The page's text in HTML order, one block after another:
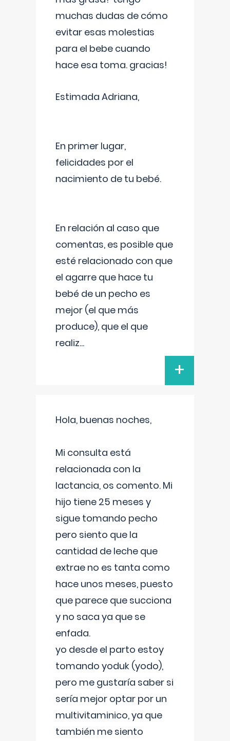
muchas dudas de cómo
evitar esas molestias
para el bebe cuando
hace esa toma. gracias!
Estimada Adriana,
En primer lugar,
felicidades por el
nacimiento de tu bebé.
En relación al caso que
comentas, es posible que
esté relacionado con que
el agarre que hace tu
bebé de un pecho es
mejor (el que más
produce), que el que
realiz...
+
Hola, buenas noches,
Mi consulta está
relacionada con la
lactancia, os comento. Mi
hijo tiene 25 meses y
sigue tomando pecho
pero siento que la
cantidad de leche que
extrae no es tanta como
hace unos meses, puesto
que parece que succiona
y no saca ya que se
enfada.
yo desde el parto estoy
tomando yoduk (yodo),
pero me gustaría saber si
sería mejor optar por un
multivitaminico, ya que
también me siento